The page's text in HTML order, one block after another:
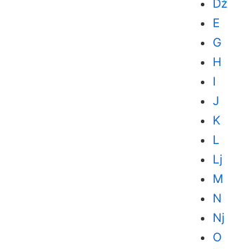
Dž
E
G
H
I
J
K
L
Lj
M
N
Nj
O